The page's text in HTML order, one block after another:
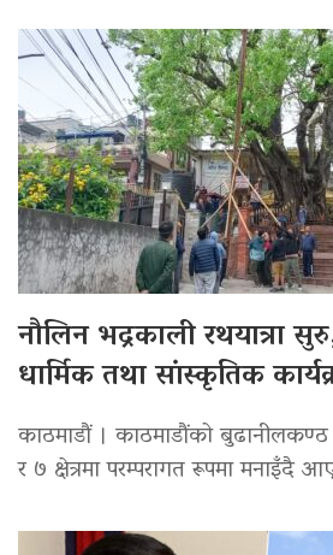
नौलिन भद्रकाली रथयात्रा
धार्मिक तथा सांस्कृतिक
काठमाडौं । काठमाडौंको
र ७ क्षेत्रमा परम्परागत रूपमा मनाइँदै